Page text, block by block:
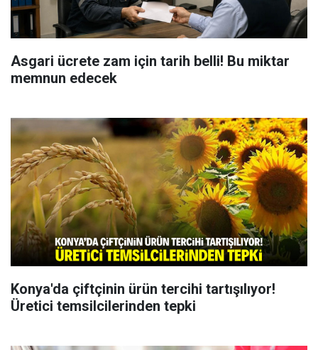
Asgari ücrete zam için tarih belli! Bu miktar
memnun edecek
Konya'da çiftçinin ürün tercihi tartışılıyor!
Üretici temsilcilerinden tepki